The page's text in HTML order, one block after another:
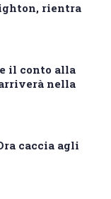
rientra
il conto alla
nella
caccia agli